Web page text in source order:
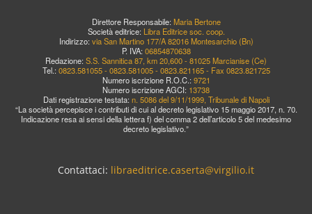
Direttore Responsabile: Maria Bertone
Società editrice: Libra Editrice soc. coop.
Indirizzo: via San Martino 177/A 82016 Montesarchio (Bn)
P. IVA: 06854870638
Redazione: S.S. Sannitica 87, km 20,600 - 81025 Marcianise (Ce)
Tel.: 0823.581055 - 0823.581005 - 0823.821165 - Fax 0823.821725
Numero iscrizione R.O.C.: 9721
Numero iscrizione AGCI: 13738
Dati registrazione testata: n. 5086 del 9/11/1999, Tribunale di Napoli
“La società percepisce i contributi di cui al decreto legislativo 15 maggio 2017, n. 70.
Indicazione resa ai sensi della lettera f) del comma 2 dell’articolo 5 del medesimo
decreto legislativo.”
Contattaci: libraeditrice.caserta@virgilio.it